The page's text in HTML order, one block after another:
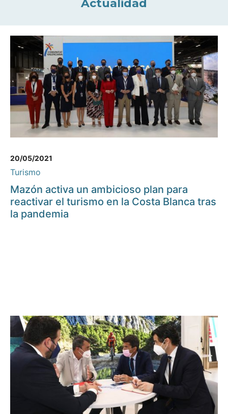
Actualidad
20/05/2021
Turismo
Mazón activa un ambicioso plan para
reactivar el turismo en la Costa Blanca tras
la pandemia